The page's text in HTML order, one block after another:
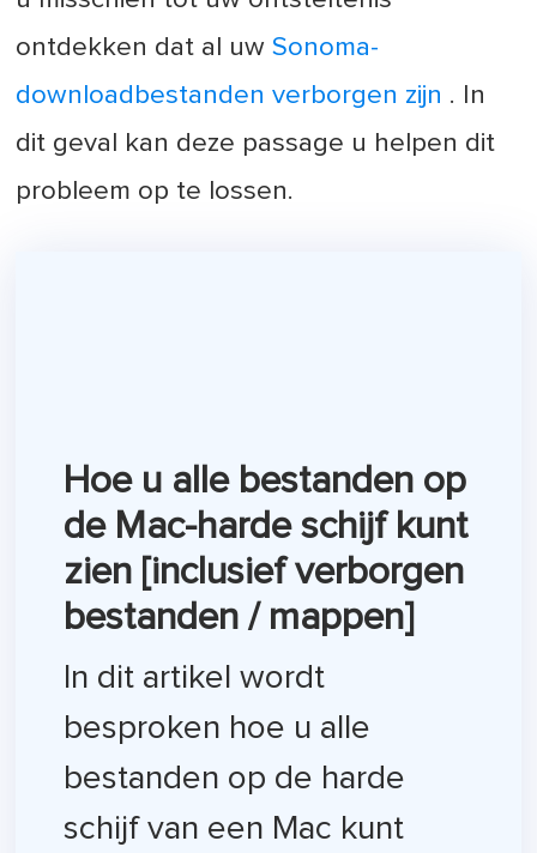
ontdekken dat al uwSonoma-
downloadbestanden verborgen zijn . In
dit geval kan deze passage u helpen dit
probleem op te lossen.
Hoe u alle bestanden op
de Mac-harde schijf kunt
zien [inclusief verborgen
bestanden / mappen]
In dit artikel wordt
besproken hoe u alle
bestanden op de harde
schijf van een Mac kunt